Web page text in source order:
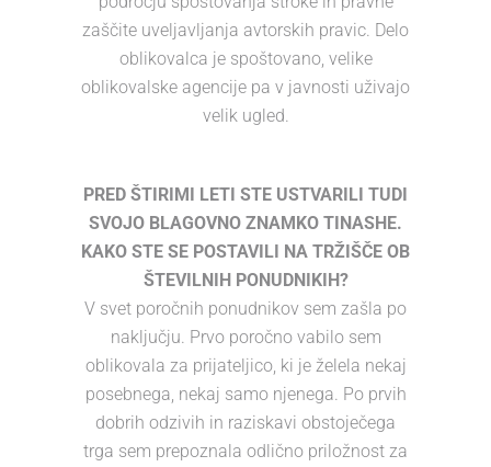
zaščite uveljavljanja avtorskih pravic. Delo
oblikovalca je spoštovano, velike
oblikovalske agencije pa v javnosti uživajo
velik ugled.
PRED ŠTIRIMI LETI STE USTVARILI TUDI
SVOJO BLAGOVNO ZNAMKO TINASHE.
KAKO STE SE POSTAVILI NA TRŽIŠČE OB
ŠTEVILNIH PONUDNIKIH?
V svet poročnih ponudnikov sem zašla po
naključju. Prvo poročno vabilo sem
oblikovala za prijateljico, ki je želela nekaj
posebnega, nekaj samo njenega. Po prvih
dobrih odzivih in raziskavi obstoječega
trga sem prepoznala odlično priložnost za